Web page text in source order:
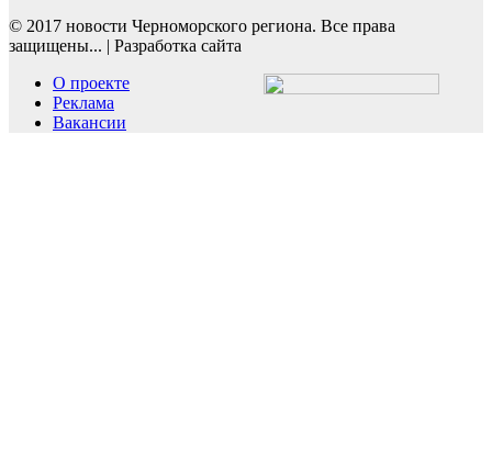
© 2017 новости Черноморского региона. Все права
защищены... | Разработка сайта
О проекте
Реклама
Вакансии